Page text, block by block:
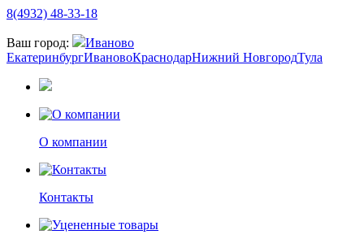
8(4932) 48-33-18
Ваш город:
Иваново
ЕкатеринбургИвановоКраснодарНижний НовгородТула
О компании
Контакты